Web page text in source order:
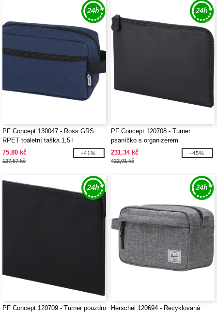
PF Concept 130047 - Ross GRS
RPET toaletní taška 1,5 l
75,80 kč
127,57 kč
-41%
PF Concept 120708 - Turner
psaníčko s organizérem
231,34 kč
422,01 kč
-45%
PF Concept 120709 - Turner pouzdro
Herschel 120694 - Recyklovaná